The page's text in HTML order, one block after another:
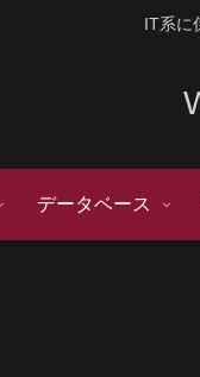
IT系に
データベース